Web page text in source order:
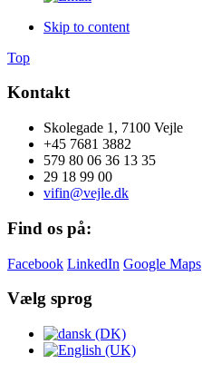
Skip to content
Top
Kontakt
Skolegade 1, 7100 Vejle
+45 7681 3882
579 80 06 36 13 35
29 18 99 00
vifin@vejle.dk
Find os på:
Facebook LinkedIn Google Maps
Vælg sprog